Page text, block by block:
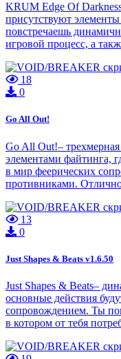
KRUM Edge Of
присутствуют
повстречаешь
игровой процесс, а
18
0
Go All Out!
Go All Out!–
элементами файтинга,
в мир феерических
противниками.
13
0
Just Shapes & Beats v1.6.50
Just Shapes & Beats–
основные действия
сопровождением. Ты
в котором от тебя